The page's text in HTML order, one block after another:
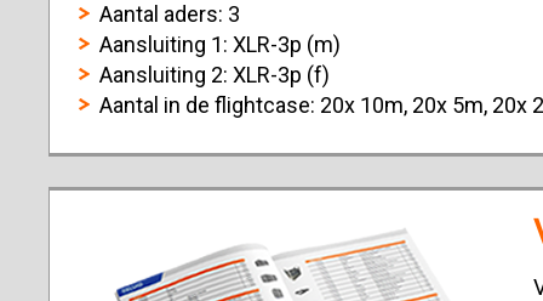
Aantal aders: 3
Aansluiting 1: XLR-3p (m)
Aansluiting 2: XLR-3p (f)
Aantal in de flightcase: 20x 10m, 20x 5m, 20x